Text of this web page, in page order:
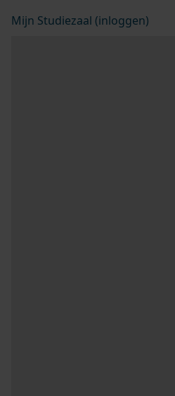
Mijn Studiezaal (inloggen)